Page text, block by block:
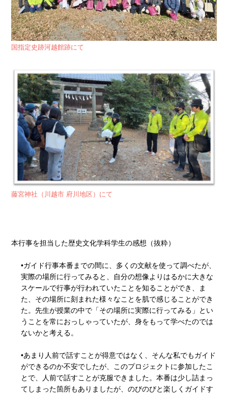
国指定史跡河越館跡にて
藤宮神社（川越市 府川地区）にて
本行事を担当した歴史文化学科学生の感想（抜粋）
•ガイド行事本番までの間に、多くの文献を使って調べたが、
実際の場所に行ってみると、自分の想像よりはるかに大きな
スケールで行事が行われていたことを知ることができ、ま
た、その場所に刻まれた様々なことを肌で感じることができ
た。先生が授業の中で「その場所に実際に行ってみる」とい
うことを常におっしゃっていたが、身をもって学べたのでは
ないかと考える。
•あまり人前で話すことが得意ではなく、そんな私でもガイド
ができるのか不安でしたが、このプロジェクトに参加したこ
とで、人前で話すことが克服できました。本番は少し詰まっ
てしまった箇所もありましたが、のびのびと楽しくガイドす